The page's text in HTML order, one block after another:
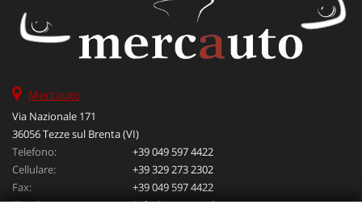
Mercauto
Via Nazionale 171
36056 Tezze sul Brenta (VI)
Telefono:
+39 049 597 4422
Cellulare:
+39 329 273 2302
Fax:
+39 049 597 4422
Email:
info@mercauto2.com